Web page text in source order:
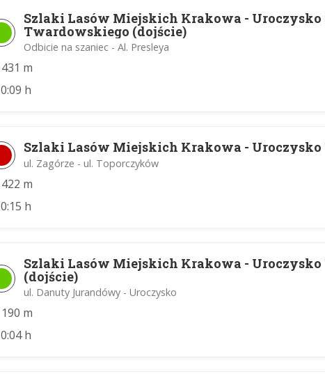
Szlaki Lasów Miejskich Krakowa - Uroczysko
Twardowskiego (dojście)
Odbicie na szaniec - Al. Presleya
431 m
0:09 h
Szlaki Lasów Miejskich Krakowa -
ul. Zagórze - ul. Toporczyków
422 m
0:15 h
Szlaki Lasów Miejskich Krakowa -
(dojście)
ul. Danuty Jurandówy - Uroczysko
190 m
0:04 h